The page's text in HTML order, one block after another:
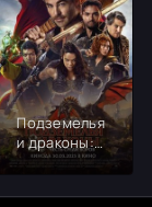
Подземелья
и драконы:
Честь среди